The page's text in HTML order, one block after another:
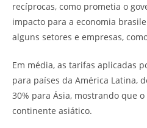
recíprocas, como prometia o
impacto para a economia
alguns setores e empresas,
Em média, as tarifas aplicadas
para países da América Latina,
30% para Ásia, mostrando que
continente asiático.